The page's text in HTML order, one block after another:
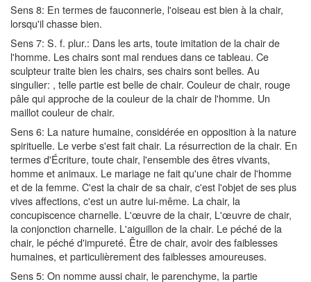
Sens 8: En termes de fauconnerie, l'oiseau est bien à la chair,
lorsqu'il chasse bien.
Sens 7: S. f. plur.: Dans les arts, toute imitation de la chair de
l'homme. Les chairs sont mal rendues dans ce tableau. Ce
sculpteur traite bien les chairs, ses chairs sont belles. Au
singulier: , telle partie est belle de chair. Couleur de chair, rouge
pâle qui approche de la couleur de la chair de l'homme. Un
maillot couleur de chair.
Sens 6: La nature humaine, considérée en opposition à la nature
spirituelle. Le verbe s'est fait chair. La résurrection de la chair. En
termes d'Écriture, toute chair, l'ensemble des êtres vivants,
homme et animaux. Le mariage ne fait qu'une chair de l'homme
et de la femme. C'est la chair de sa chair, c'est l'objet de ses plus
vives affections, c'est un autre lui-même. La chair, la
concupiscence charnelle. L'œuvre de la chair, L'œuvre de chair,
la conjonction charnelle. L'aiguillon de la chair. Le péché de la
chair, le péché d'impureté. Être de chair, avoir des faiblesses
humaines, et particulièrement des faiblesses amoureuses.
Sens 5: On nomme aussi chair, le parenchyme, la partie